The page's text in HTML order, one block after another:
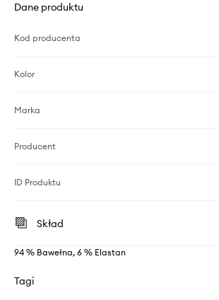
Dane produktu
Kod producenta
Kolor
Marka
Producent
ID Produktu
Skład
94 % Bawełna, 6 % Elastan
Tagi